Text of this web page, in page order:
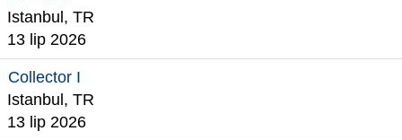
Istanbul, TR
13 lip 2026
Collector I
Istanbul, TR
13 lip 2026